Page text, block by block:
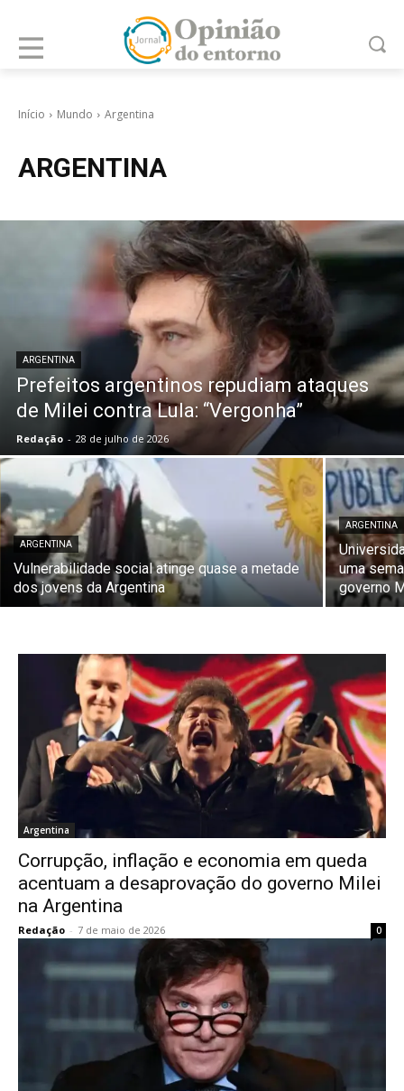
Início Mundo Argentina
ARGENTINA
ARGENTINA
Prefeitos argentinos repudiam ataques
de Milei contra Lula: “Vergonha”
Redação - 28 de julho de 2026
ARGENTINA
Vulnerabilidade social atinge quase a metade
dos jovens da Argentina
ARGENTINA
uma
governo
Argentina
Corrupção, inflação e economia em queda
acentuam a desaprovação do governo Milei
na Argentina
Redação - 7 de maio de 2026 0